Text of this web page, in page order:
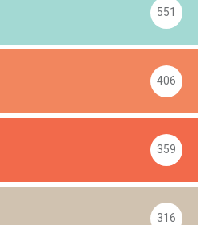
551
406
359
316